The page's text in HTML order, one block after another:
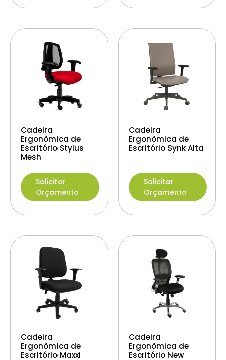
Cadeira
Ergonômica de
Escritório Stylus
Mesh
Solicitar
Orçamento
Cadeira
Ergonômica de
Escritório Synk Alta
Solicitar
Orçamento
Cadeira
Ergonômica de
Escritório Maxxi
Cadeira
Ergonômica de
Escritório New